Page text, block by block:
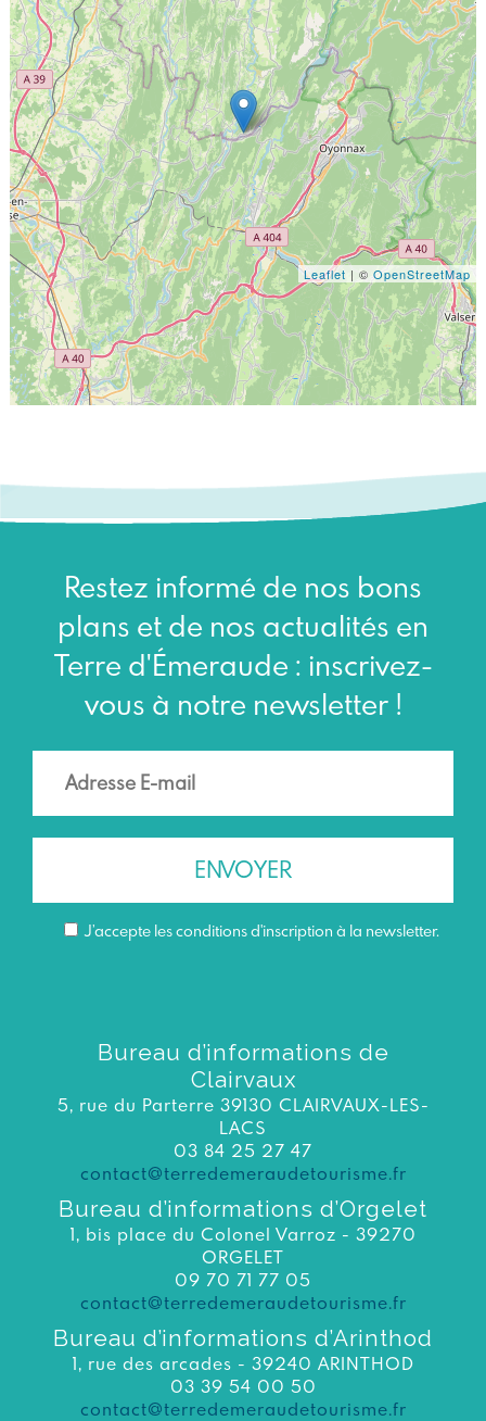
Leaflet | ©OpenStreetMap
Restez informé de nos bons
plans et de nos actualités en
Terre d'Émeraude : inscrivez-
vous à notre newsletter !
J’accepte les conditions d'inscription à la newsletter.
Bureau d’informations de
Clairvaux
5, rue du Parterre 39130 CLAIRVAUX-LES-
LACS
03 84 25 27 47
contact@terredemeraudetourisme.fr
Bureau d’informations d’Orgelet
1, bis place du Colonel Varroz - 39270
ORGELET
09 70 71 77 05
contact@terredemeraudetourisme.fr
Bureau d’informations d’Arinthod
1, rue des arcades - 39240 ARINTHOD
03 39 54 00 50
contact@terredemeraudetourisme.fr